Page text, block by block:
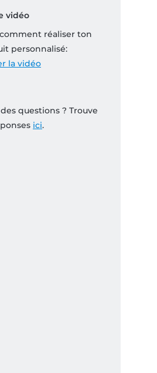
vidéo
réaliser ton
personnalisé:
la vidéo
des questions ? Trouve
ici.